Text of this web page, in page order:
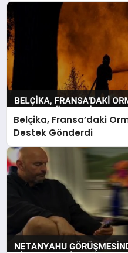
Belçika, Fransa’daki
Destek Gönderdi